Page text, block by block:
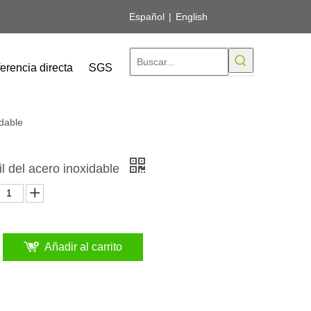
Español | English
directa SGS
del acero inoxidable
Añadir al carrito